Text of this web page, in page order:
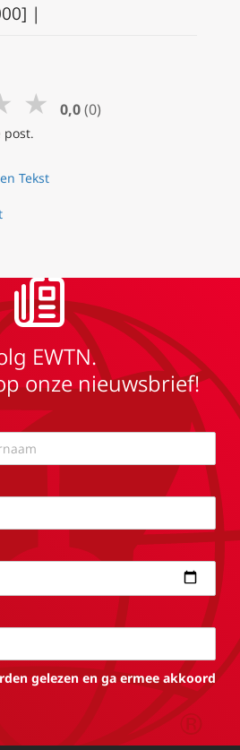
|
★ 0,0 (0)
post.
Tekst
EWTN.
onze nieuwsbrief!
gelezen en ga ermee akkoord